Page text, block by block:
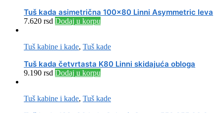
Tuš kada asimetrična 100×80 Linni Asymmetric leva
7.620 rsd Dodaj u korpu
Tuš kabine i kade, Tuš kade
Tuš kada četvrtasta K80 Linni skidajuća obloga
9.190 rsd Dodaj u korpu
Tuš kabine i kade, Tuš kade